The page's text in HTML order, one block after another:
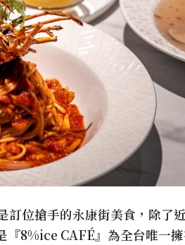
訂位搶手的永康街美食，除了
『8%ice CAFÉ』為全台唯一